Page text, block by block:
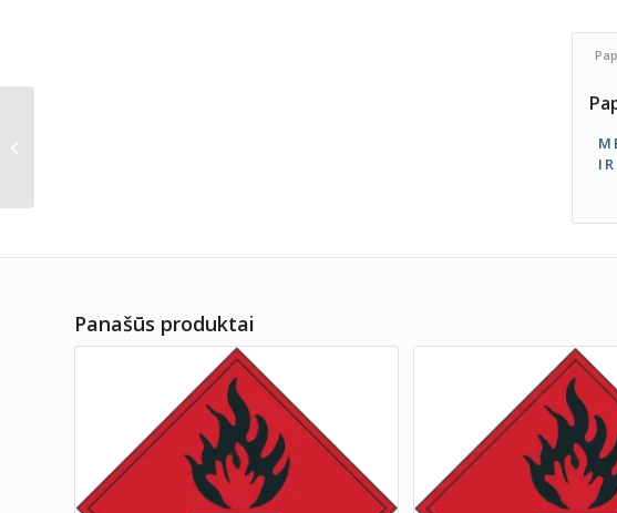
Panašūs produktai